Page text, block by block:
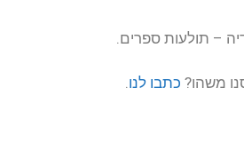
– תולעות ספרים.
משהו? כתבו לנו